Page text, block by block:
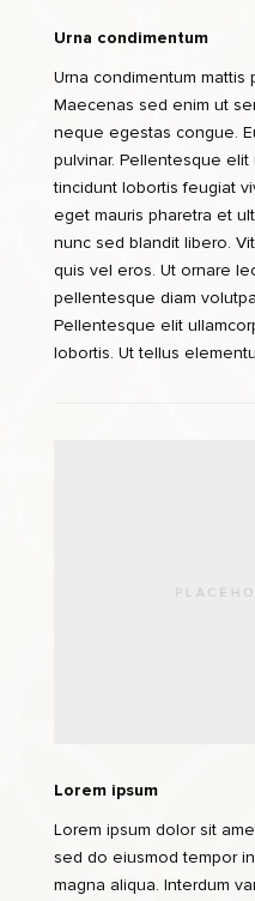
Urna condimentum
Urna condimentum
Maecenas sed enim ut
neque egestas congue.
pulvinar. Pellentesque elit
tincidunt lobortis feugiat
eget mauris pharetra et
nunc sed blandit libero.
quis vel eros. Ut ornare
pellentesque diam
Pellentesque elit
lobortis. Ut tellus
Lorem ipsum
Lorem ipsum dolor sit
sed do eiusmod tempor
magna aliqua. Interdum